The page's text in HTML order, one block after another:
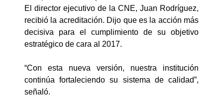
El director ejecutivo de la CNE, Juan Rodríguez,
recibió la acreditación. Dijo que es la acción más
decisiva para el cumplimiento de su objetivo
estratégico de cara al 2017.
“Con esta nueva versión, nuestra institución
continúa fortaleciendo su sistema de calidad”,
señaló.